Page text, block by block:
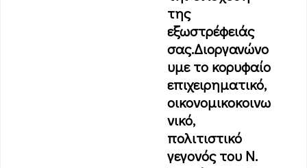
της
εξωστρέφειάς
σας.Διοργανώνο
υμε το κορυφαίο
επιχειρηματικό,
οικονομικοκοινω
νικό,
πολιτιστικό
γεγονός του Ν.